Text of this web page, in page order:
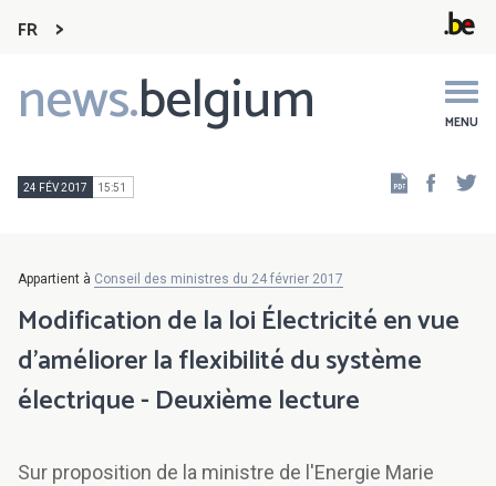
FR
news.belgium MENU
Main
navigation
24 FÉV 2017 15:51
Appartient à Conseil des ministres du 24 février 2017
Modification de la loi Électricité en vue
d’améliorer la flexibilité du système
électrique - Deuxième lecture
Sur proposition de la ministre de l'Energie Marie